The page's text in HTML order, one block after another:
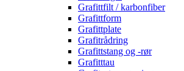
Grafittfilt / karbonfiber
Grafittform
Grafittplate
Grafitrådring
Grafittstang og -rør
Grafitttau